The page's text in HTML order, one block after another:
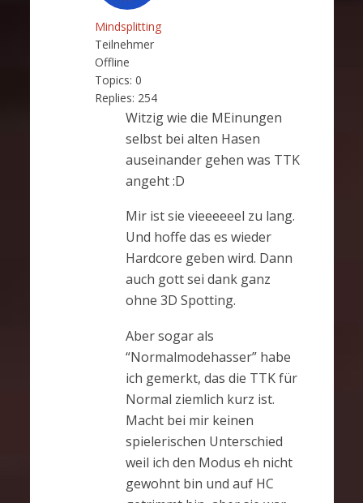
Mindsplitting
Teilnehmer
Offline
Topics: 0
Replies: 254
Witzig wie die MEinungen
selbst bei alten Hasen
auseinander gehen was TTK
angeht :D
Mir ist sie vieeeeeel zu lang.
Und hoffe das es wieder
Hardcore geben wird. Dann
auch gott sei dank ganz
ohne 3D Spotting.
Aber sogar als
“Normalmodehasser” habe
ich gemerkt, das die TTK für
Normal ziemlich kurz ist.
Macht bei mir keinen
spielerischen Unterschied
weil ich den Modus eh nicht
gewohnt bin und auf HC